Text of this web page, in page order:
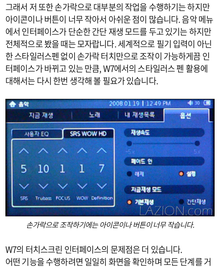
그래서 저 또한 손가락으로 대부분의 작업을 수행하기는 하지만
아이콘이나 버튼이 너무 작아서 아쉬운 점이 많습니다. 음악 메뉴
에서 인터페이스가 단순한 간단 재생 모드를 두고 있기는 하지만
전체적으로 봤을 때는 모자랍니다. 세계적으로 필기 입력이 아닌
한 스타일러스펜 없이 손가락 터치만으로 조작이 가능하게끔 인
터페이스가 바뀌고 있는 만큼, W7에서의 스타일러스 펜 활용에
대해서는 다시 한번 생각해 볼 필요가 있습니다.
손가락으로 조작하기에는 아이콘이나 버튼이 너무 작습니다.
W7의 터치스크린 인터페이스의 문제점은 더 있습니다.
어떤 기능을 수행하려면 일일히 화면을 확인하며 모든 단계를 거